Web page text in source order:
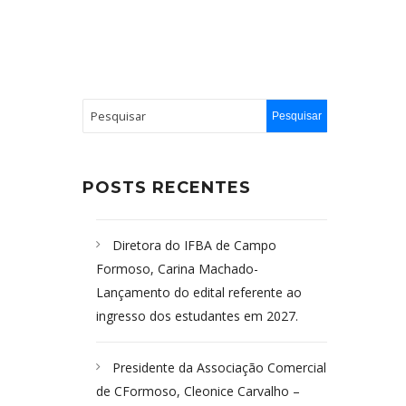
POSTS RECENTES
Diretora do IFBA de Campo
Formoso, Carina Machado-
Lançamento do edital referente ao
ingresso dos estudantes em 2027.
Presidente da Associação Comercial
de CFormoso, Cleonice Carvalho –